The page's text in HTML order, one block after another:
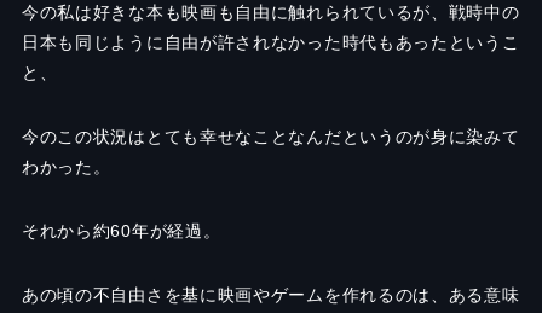
今の私は好きな本も映画も自由に触れられているが、戦時中の
日本も同じように自由が許されなかった時代もあったというこ
と、
今のこの状況はとても幸せなことなんだというのが身に染みて
わかった。
それから約60年が経過。
あの頃の不自由さを基に映画やゲームを作れるのは、ある意味